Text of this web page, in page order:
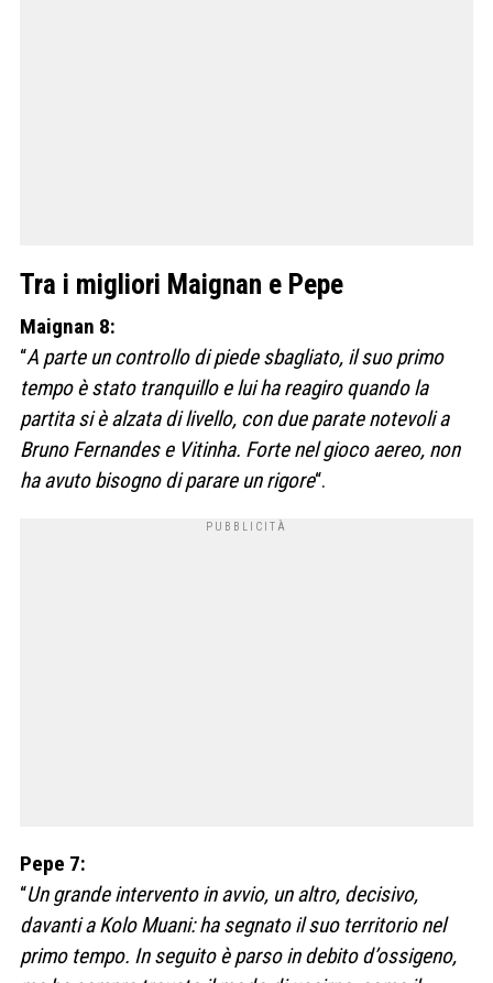
Tra i migliori Maignan e Pepe
Maignan 8:
“A parte un controllo di piede sbagliato, il suo primo
tempo è stato tranquillo e lui ha reagiro quando la
partita si è alzata di livello, con due parate notevoli a
Bruno Fernandes e Vitinha. Forte nel gioco aereo, non
ha avuto bisogno di parare un rigore“.
Pepe 7:
“Un grande intervento in avvio, un altro, decisivo,
davanti a Kolo Muani: ha segnato il suo territorio nel
primo tempo. In seguito è parso in debito d’ossigeno,